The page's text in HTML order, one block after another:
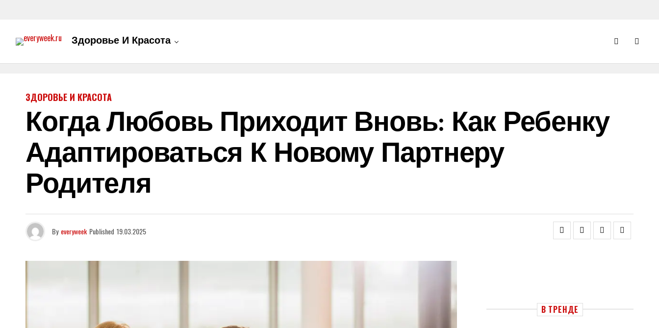
Здоровье И Красота
ЗДОРОВЬЕ И КРАСОТА
Когда Любовь Приходит Вновь: Как Ребенку
Адаптироваться К Новому Партнеру
Родителя
By everyweek Published 19.03.2025
В ТРЕНДЕ